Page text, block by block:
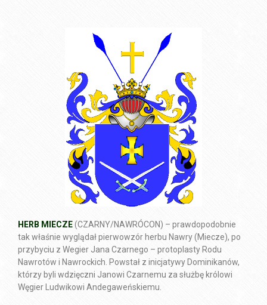
HERB MIECZE(CZARNY/NAWRÓCON) – prawdopodobnie
tak właśnie wyglądał pierwowzór herbu Nawry (Miecze), po
przybyciu z Wegier Jana Czarnego – protoplasty Rodu
Nawrotów i Nawrockich. Powstał z inicjatywy Dominikanów,
którzy byli wdzięczni Janowi Czarnemu za służbę królowi
Węgier Ludwikowi Andegaweńskiemu.